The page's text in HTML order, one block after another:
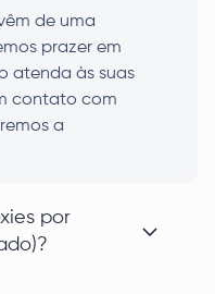
de uma
prazer em
atenda às suas
contato com
a
por